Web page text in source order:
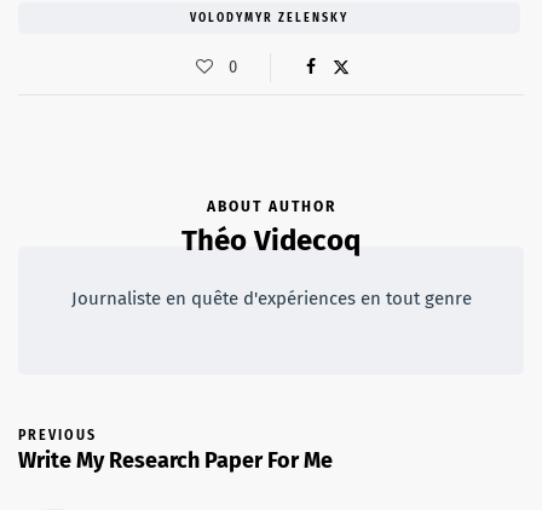
VOLODYMYR ZELENSKY
0
ABOUT AUTHOR
Théo Videcoq
Journaliste en quête d'expériences en tout genre
PREVIOUS
Write My Research Paper For Me